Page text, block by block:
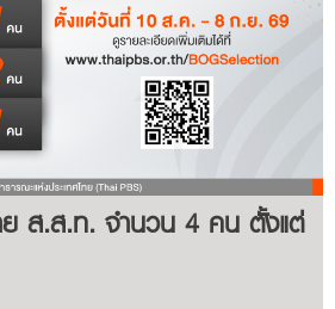
ย ส.ส.ท. จำนวน 4 คน ตั้งแต่